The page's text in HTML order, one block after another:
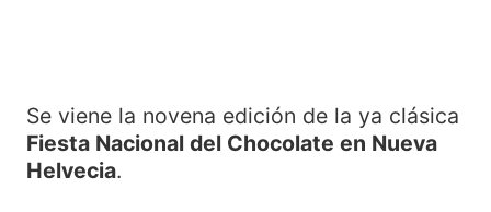
Se viene la novena edición de la ya clásica
Fiesta Nacional del Chocolate en Nueva
Helvecia.